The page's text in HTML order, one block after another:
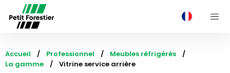
Accueil Professionnel
Meubles réfrigérés
La gamme
Current:
Vitrine service arrière